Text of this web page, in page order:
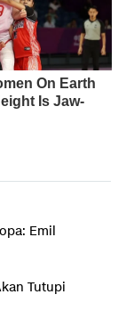
Emil
Tutupi